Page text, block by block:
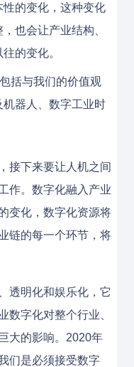
的变化，这种变化
也会让产业结构、
的变化。
括与我们的价值观
器人、数字工业时
接下来要让人机之间
作。数字化融入产业
变化，数字化资源将
链的每一个环节，将
透明化和娱乐化，它
数字化对整个行业、
大的影响。2020年
们是必须接受数字